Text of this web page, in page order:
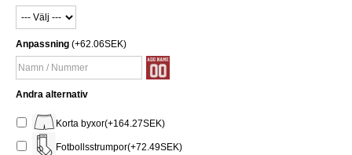
Anpassning (+62.06SEK)
Andra alternativ
Korta byxor(+164.27SEK)
Fotbollsstrumpor(+72.49SEK)